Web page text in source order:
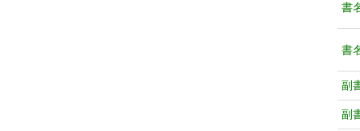
書
書
副
副